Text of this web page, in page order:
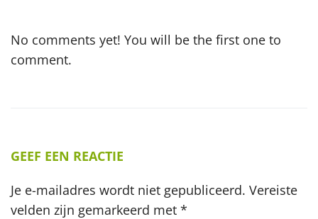
No comments yet! You will be the first one to
comment.
GEEF EEN REACTIE
Je e-mailadres wordt niet gepubliceerd. Vereiste
velden zijn gemarkeerd met *